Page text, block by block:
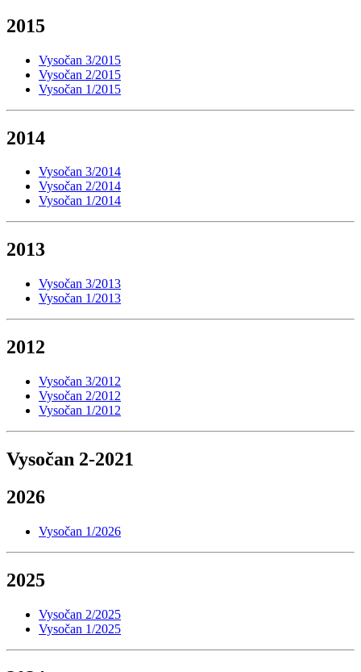
2015
Vysočan 3/2015
Vysočan 2/2015
Vysočan 1/2015
2014
Vysočan 3/2014
Vysočan 2/2014
Vysočan 1/2014
2013
Vysočan 3/2013
Vysočan 1/2013
2012
Vysočan 3/2012
Vysočan 2/2012
Vysočan 1/2012
Vysočan 2-2021
2026
Vysočan 1/2026
2025
Vysočan 2/2025
Vysočan 1/2025